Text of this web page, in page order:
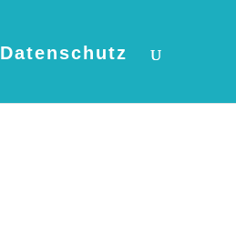
Datenschutz